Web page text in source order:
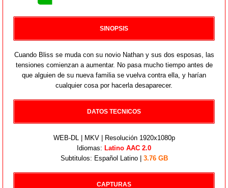
SINOPSIS
Cuando Bliss se muda con su novio Nathan y sus dos esposas, las
tensiones comienzan a aumentar. No pasa mucho tiempo antes de
que alguien de su nueva familia se vuelva contra ella, y harían
cualquier cosa por hacerla desaparecer.
DATOS TECNICOS
WEB-DL | MKV | Resolución 1920x1080p
Idiomas: Latino AAC 2.0
Subtitulos: Español Latino | 3.76 GB
CAPTURAS